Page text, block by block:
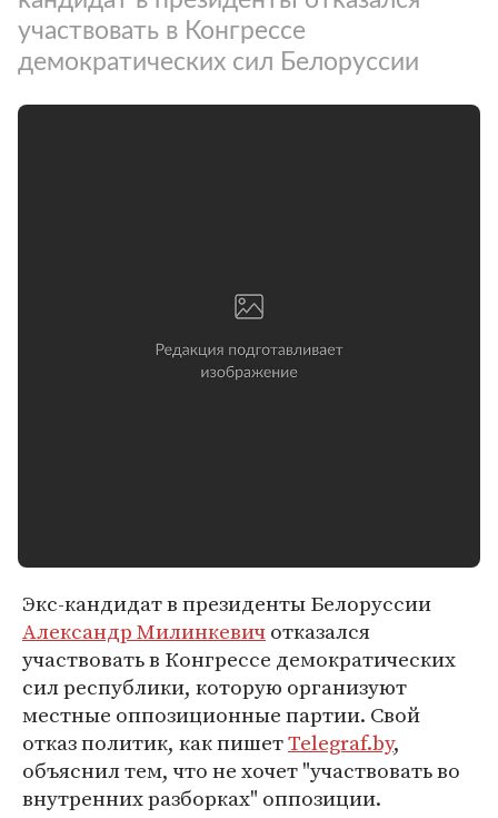
участвовать в Конгрессе
демократических сил Белоруссии
Экс-кандидат в президенты Белоруссии
Александр Милинкевичотказался
участвовать в Конгрессе демократических
сил республики, которую организуют
местные оппозиционные партии. Свой
отказ политик, как пишетTelegraf.by,
объяснил тем, что не хочет "участвовать во
внутренних разборках" оппозиции.